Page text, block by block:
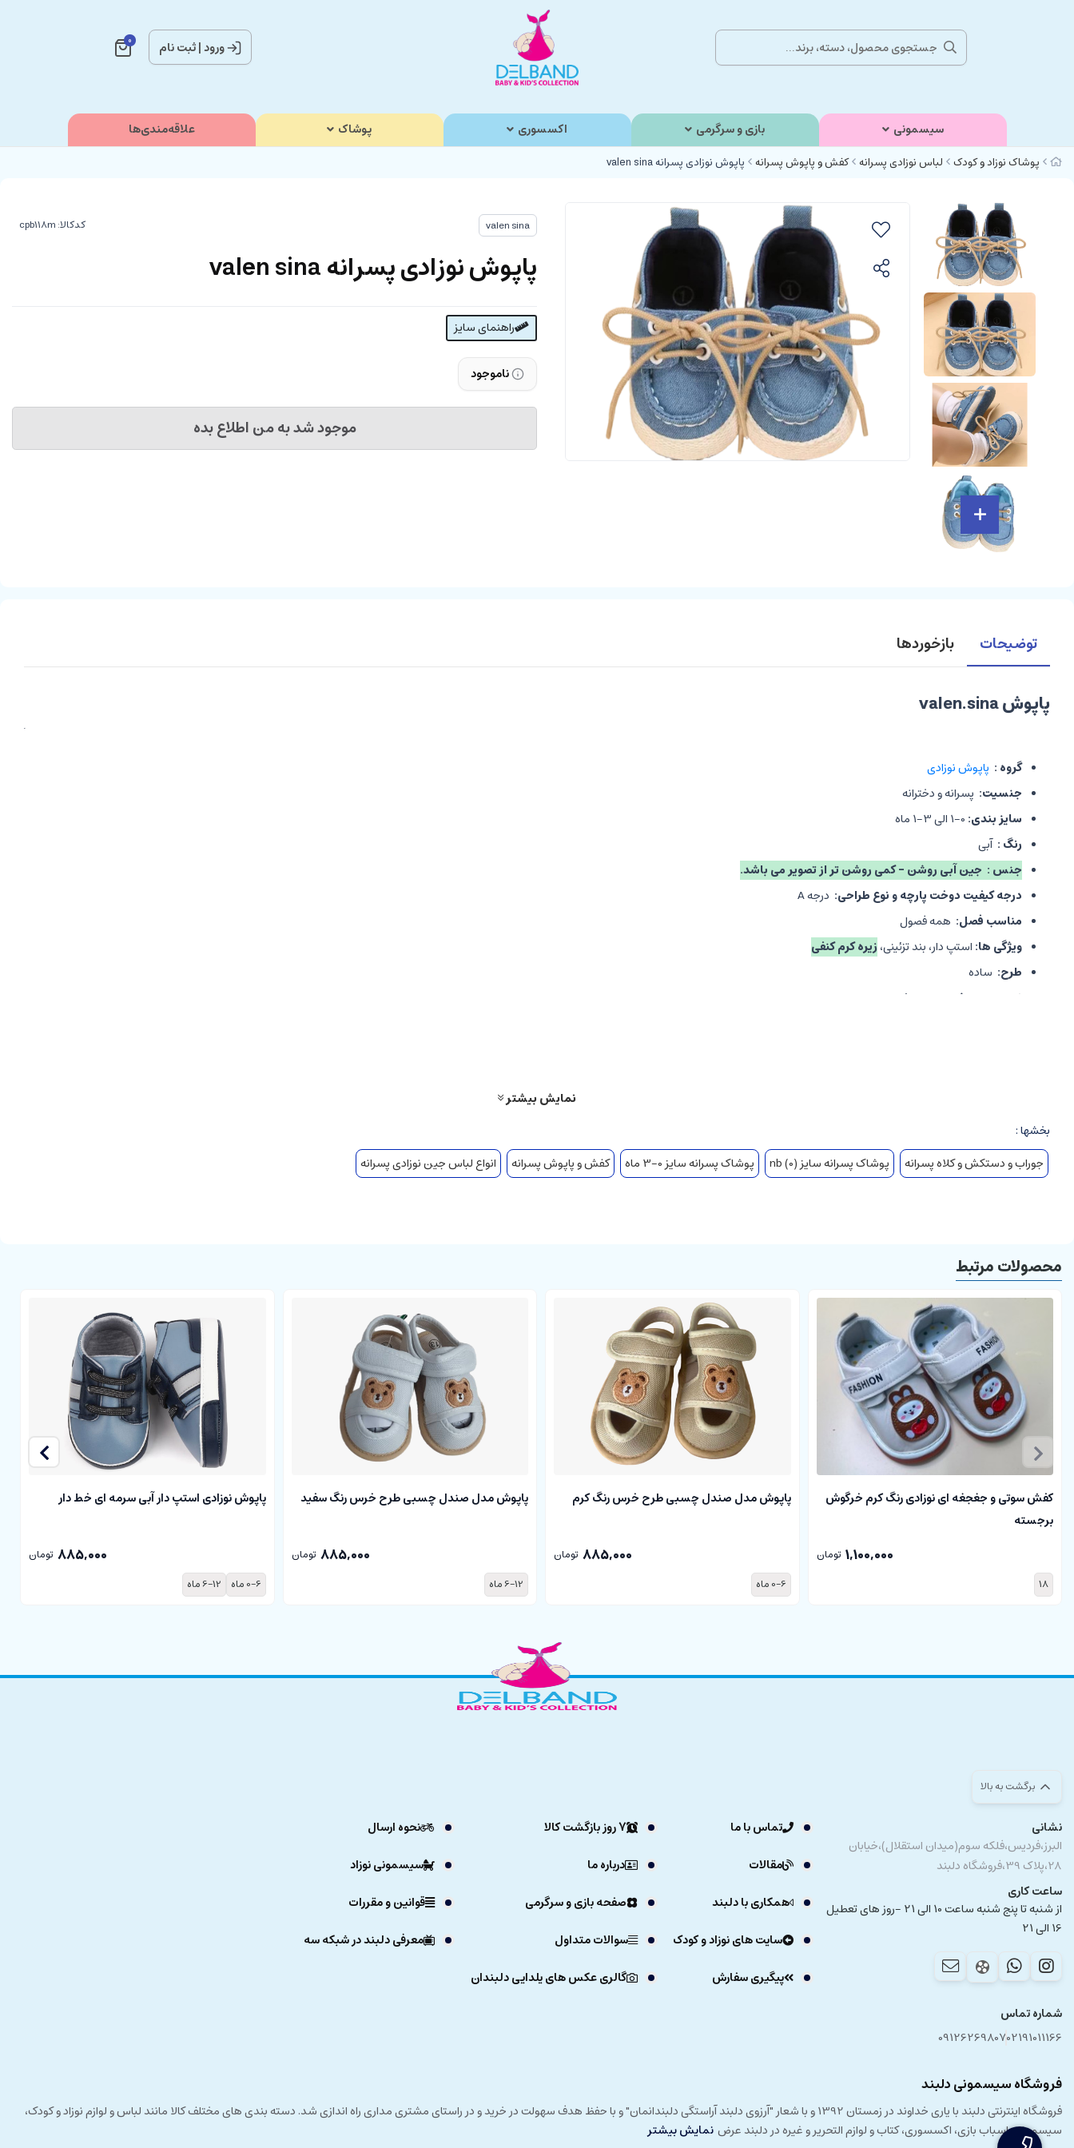
ورود|ثبت نام 0
سیسمونی بازی و سرگرمی اکسسوری پوشاک علاقه‌مندی‌ها
پوشاک نوزاد و کودک لباس نوزادی پسرانه کفش و پاپوش پسرانه پاپوش نوزادی پسرانه valen sina
valen sina کدکالا:
پاپوش نوزادی پسرانه valen sina
راهنمای سایز
ناموجود
موجود شد به من اطلاع بده
توضیحات بازخوردها
پاپوش valen.sina
گروه : پاپوش نوزادی
جنسیت: پسرانه و دخترانه
سایز بندی: 0-1 الی 3-1 ماه
رنگ :آبی
جنس : جین آبی روشن - کمی روشن تر از تصویر می باشد.
درجه کیفیت دوخت پارچه و نوع طراحی: درجه A
مناسب فصل: همه فصول
ویژگی ها: استپ دار، بند تزئینی، زیره کرم کنفی
طرح: ساده
نحوه بسته شدن:
بند تزئینی
جهت اطلاع از اندازه دقیق هر سایز و انتخاب راحت تر روی گزینه
با توجه به تفاوت کیفیت نمایشگرهای موبایل و کامپیوتر، رنگ محصولات ممکن است تا 10 درصد با واقعیت متفاوت باشد.
نمایش بیشتر
بخشها :
جوراب و دستکش و کلاه پسرانه
پوشاک پسرانه سایز nb (0) پوشاک پسرانه سایز 0-3 ماه کفش و پاپوش پسرانه انواع لباس جین نوزادی پسرانه
محصولات مرتبط
کفش سوتی و جغجغه ای نوزادی رنگ کرم خرگوش
برجسته
1,100,000 تومان
18
پاپوش مدل صندل چسبی طرح خرس رنگ کرم
885,000 تومان
0-6 ماه
پاپوش مدل صندل چسبی طرح خرس رنگ سفید
885,000 تومان
6-12 ماه
پاپوش نوزادی استپ دار آبی سرمه ای خط دار
885,000 تومان
0-6 ماه
6-12 ماه
برگشت به بالا
نشانی
البرز،فردیس،فلکه سوم(میدان استقلال)،خیابان
28،پلاک 39،فروشگاه دلبند
ساعت کاری
از شنبه تا پنج شنبه ساعت 10 الی 21 -روز های تعطیل
16 الی 21
شماره تماس
02191011166
09126269807
تماس با ما 7 روز بازگشت کالا
نحوه ارسال
مقالات
درباره ما
سیسمونی نوزاد
همکاری با دلبند
صفحه بازی و سرگرمی
قوانین و مقررات
سایت های نوزاد و کودک
سوالات متداول
معرفی دلبند در شبکه سه
پیگیری سفارش
گالری عکس های یلدایی دلبندان
فروشگاه سیسمونی دلبند
فروشگاه اینترنتی دلبند با یاری خداوند در زمستان 1392 و با شعار "آرزوی دلبند آراستگی دلبندانمان" و با حفظ هدف سهولت در خرید و در راستای مشتری مداری راه اندازی شد. دسته بندی های مختلف کالا مانند لباس و لوازم نوزاد و کودک،
سیسمونی، اسباب بازی، اکسسوری، کتاب و لوازم التحریر و غیره در دلبند عرض نمایش بیشتر